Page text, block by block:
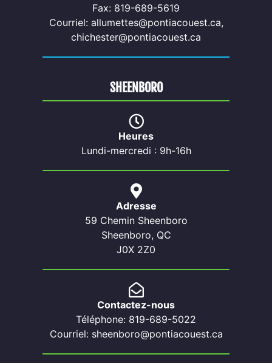
Fax: 819-689-5619
Courriel: allumettes@pontiacouest.ca,
chichester@pontiacouest.ca
SHEENBORO
Heures
Lundi-mercredi : 9h-16h
Adresse
59 Chemin Sheenboro
Sheenboro, QC
J0X 2Z0
Contactez-nous
Téléphone: 819-689-5022
Courriel: sheenboro@pontiacouest.ca